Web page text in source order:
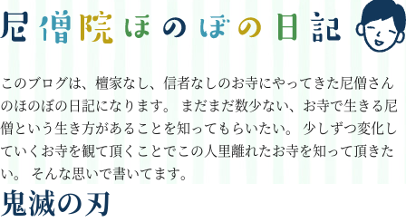
このブログは、檀家なし、信者なしのお寺にやってきた尼僧さん
のほのぼの日記になります。 まだまだ数少ない、お寺で生きる尼
僧という生き方があることを知ってもらいたい。
少しずつ変化し
ていくお寺を観て頂くことでこの人里離れたお寺を知って頂きた
い。 そんな思いで書いてます。
鬼滅の刃